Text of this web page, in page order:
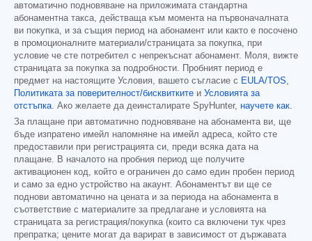
автоматично подновяване на приложимата стандартна
абонаментна такса, действаща към момента на първоначалната
ви покупка, и за същия период на абонамент или както е посочено
в промоционалните материали/страницата за покупка, при
условие че сте потребител с непрекъснат абонамент. Моля, вижте
страницата за покупка за подробности. Пробният период е
предмет на настоящите Условия, вашето съгласие с EULA/TOS,
Политиката за поверителност/бисквитките и Условията за
отстъпка. Ако желаете да деинсталирате SpyHunter, научете как.
За плащане при автоматично подновяване на абонамента ви, ще
бъде изпратено имейл напомняне на имейл адреса, който сте
предоставили при регистрацията си, преди всяка дата на
плащане. В началото на пробния период ще получите
активационен код, който е ограничен до само един пробен период
и само за едно устройство на акаунт. Абонаментът ви ще се
поднови автоматично на цената и за периода на абонамента в
съответствие с материалите за предлагане и условията на
страницата за регистрация/покупка (които са включени тук чрез
препратка; цените могат да варират в зависимост от държавата